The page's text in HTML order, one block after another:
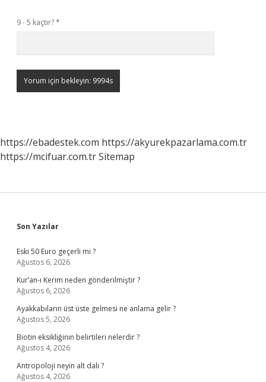
9 - 5 kaçtır?*
https://ebadestek.com https://akyurekpazarlama.com.tr
https://mcifuar.com.trSitemap
Sidebar
Son Yazılar
Eski 50 Euro geçerli mi ?
Ağustos 6, 2026
Kur’an-ı Kerim neden gönderilmiştir ?
Ağustos 6, 2026
Ayakkabıların üst üste gelmesi ne anlama gelir ?
Ağustos 5, 2026
Biotin eksikliğinin belirtileri nelerdir ?
Ağustos 4, 2026
Antropoloji neyin alt dalı ?
Ağustos 4, 2026